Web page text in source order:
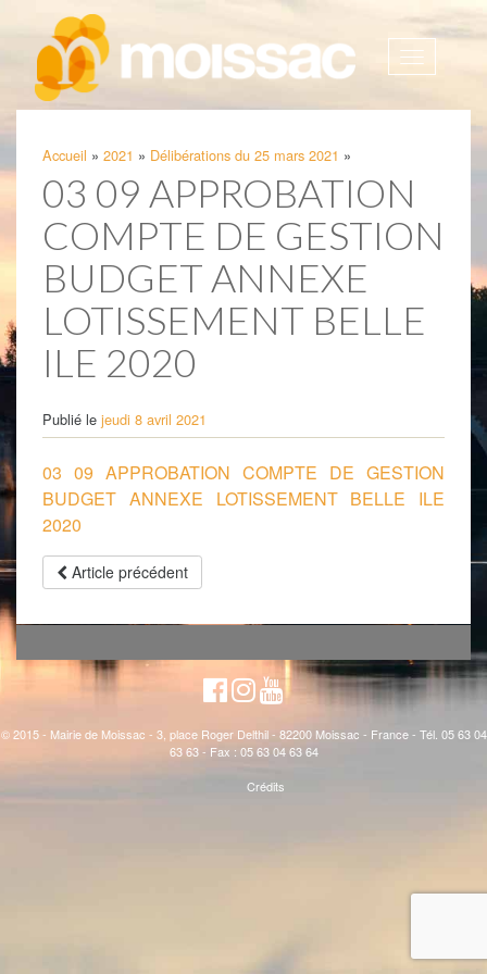
Afficher
Accueil » 2021 » Délibérations du 25 mars 2021 »
03 09 APPROBATION
COMPTE DE GESTION
BUDGET ANNEXE
LOTISSEMENT BELLE
ILE 2020
Publié le jeudi 8 avril 2021
03 09 APPROBATION COMPTE DE GESTION
BUDGET ANNEXE LOTISSEMENT BELLE ILE
2020
Article précédent
© 2015 - Mairie de Moissac - 3, place Roger Delthil - 82200 Moissac - France - Tél. 05 63 04
63 63 - Fax : 05 63 04 63 64
Crédits